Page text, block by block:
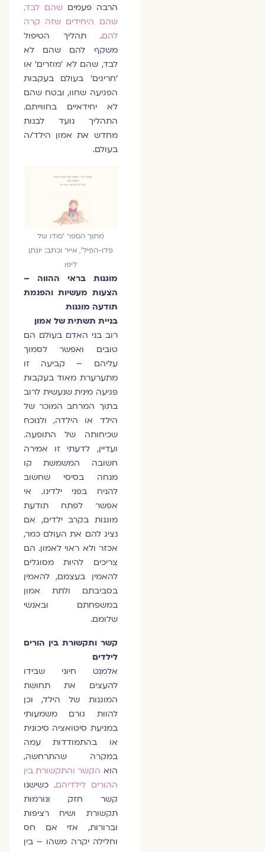
הרבה פעמיםשהם לבד,
שהם היחידים שזה קרה
להם. תהליך הטיפול
משקף להם שהם לא
לבד, שהם לא 'מוזרים' או
'חריגים' בעולם בעקבות
הפגיעה שחוו, ובטח שהם
לא יחידאיים בחווייתם.
התהליך נועד לבנות
מחדש את אמון הילד/ה
בעולם.
מתוך הספר 'סודו של
פדו-הפיל', אייר וכתב: יונתן
ליפו
מוגנות בראי ההווה –
הצעות מעשיות והפנמת
תודעה מוגנות
בניית תשתית של אמון
רוב בני האדם בעולם הם
טובים ואפשר לסמוך
עליהם – קביעה זו
מתערערת מאוד בעקבות
פגיעה מינית שנעשית לרוב
בתוך המרחב המוכר של
הילד או הילדה, ולנוכח
שכיחותה של התופעה.
ועדיין, לדעתי זו אמירה
חשובה המשמשת קו
מנחה בסיסי שחשוב
להניח בפני ילדינו. אי
אפשר לפתח תודעת
מוגנות בקרב ילדים, אם
נציג להם את העולם כמר,
אכזר ולא ראוי לאמון. הם
צריכים להיות מסוגלים
להאמין בעצמם, להאמין
בסביבתם ולתת אמון
במשפחתם ובאנשי
שלומם.
קשר ותקשורת בין הורים
לילדים
אלמנט חיוני שבידו
להעצים את תחושת
המוגנות של הילד, וכן
להוות גורם משמעותי
במניעת סיטואציה סיכונית
או בהתמודדות עמה
במקרה שהתרחשה,
הואהקשר והתקשורת בין
ההורים לילדיהם. כשישנו
קשר חזק ונורמות
תקשורת ושיח רציפות
וברורות, אזי אם חס
וחלילה יקרה משהו – בין